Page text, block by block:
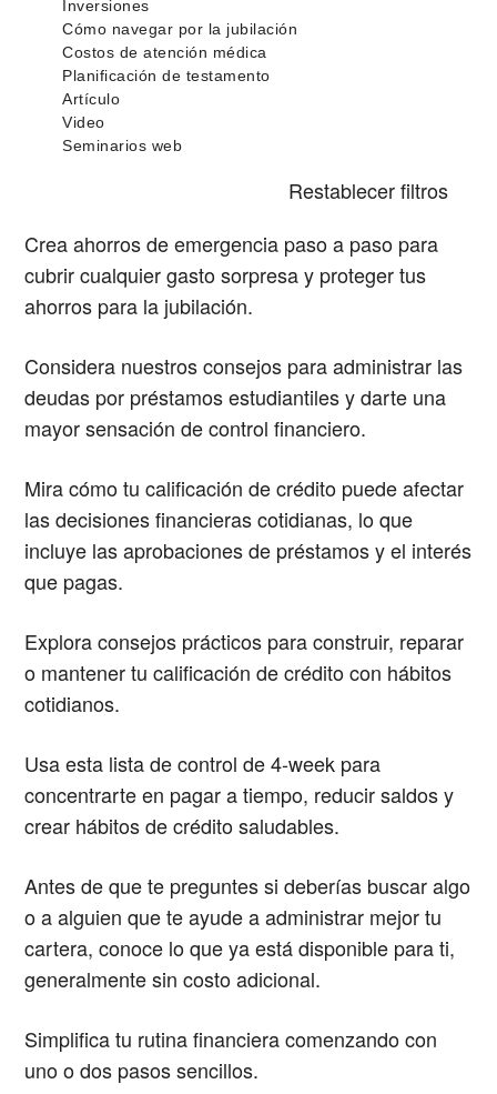
Restablecer filtros
Crea ahorros de emergencia paso a paso para
cubrir cualquier gasto sorpresa y proteger tus
ahorros para la jubilación.
Considera nuestros consejos para administrar las
deudas por préstamos estudiantiles y darte una
mayor sensación de control financiero.
Mira cómo tu calificación de crédito puede afectar
las decisiones financieras cotidianas, lo que
incluye las aprobaciones de préstamos y el interés
que pagas.
Explora consejos prácticos para construir, reparar
o mantener tu calificación de crédito con hábitos
cotidianos.
Usa esta lista de control de 4-week para
concentrarte en pagar a tiempo, reducir saldos y
crear hábitos de crédito saludables.
Antes de que te preguntes si deberías buscar algo
o a alguien que te ayude a administrar mejor tu
cartera, conoce lo que ya está disponible para ti,
generalmente sin costo adicional.
Simplifica tu rutina financiera comenzando con
uno o dos pasos sencillos.